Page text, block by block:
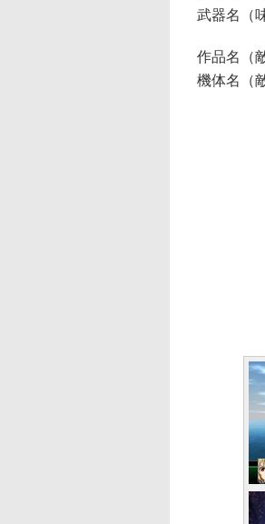
武器名（
作品名（
機体名（